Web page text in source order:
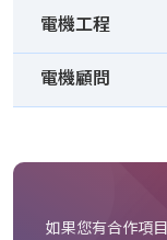
電機工程
電機顧問
如果您有合作項